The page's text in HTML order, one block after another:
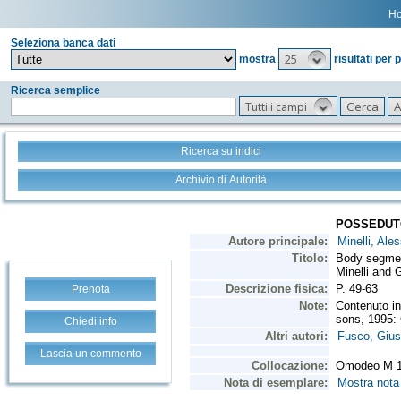
Seleziona banca dati
mostra
25 risultati per
Ricerca semplice
Tutti i campi
Ricerca su indici
Archivio di Autorità
Prenota
Chiedi info
Lascia un commento